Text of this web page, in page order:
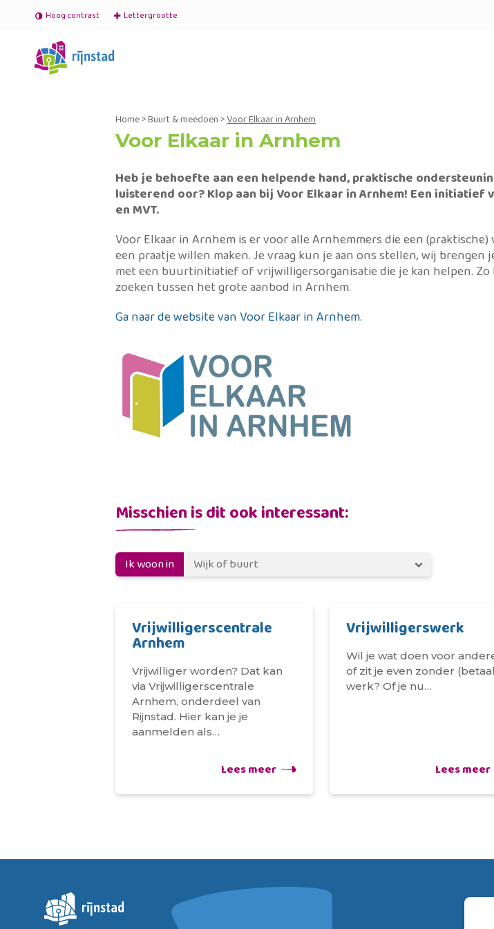
Hoog contrast Lettergrootte
Spelen met je kind
Activiteiten in de wijk
Moedergroep VanMij
Stress door geldproblemen
Alles bekijken
Home>Buurt & meedoen>Voor Elkaar in Arnhem
Voor Elkaar in Arnhem
Heb je behoefte aan een helpende hand, praktische
luisterend oor? Klop aan bij Voor Elkaar in Arnhem! Een initiatief
en MVT.
Voor Elkaar in Arnhem is er voor alle Arnhemmers die een
een praatje willen maken. Je vraag kun je aan ons stellen, wij brengen
met een buurtinitiatief of vrijwilligersorganisatie die je kan helpen.
zoeken tussen het grote aanbod in Arnhem.
Ga naar de website van Voor Elkaar in Arnhem.
Misschien is dit ook interessant:
Ik woon in
Vrijwilligerscentrale
Arnhem
Vrijwilliger worden? Dat kan
via Vrijwilligerscentrale
Arnhem, onderdeel van
Rijnstad. Hier kan je je
aanmelden als…
Lees meer
Vrijwilligerswerk
Wil je wat doen voor
of zit je even zonder
werk? Of je nu…
Lees meer